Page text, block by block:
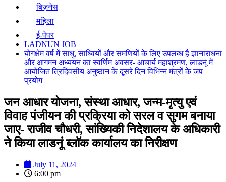
बिज़नेस
महिला
ई-पेपर
LADNUN JOB
योगक्षेम वर्ष में साधु, साध्वियों और समणियों के लिए उपलब्ध है ज्ञानाराधना
और आगमन अध्ययन का स्वर्णिम अवसर- आचार्य महाश्रमण, लाडनूं में
आयोजित त्रिदिवसीय अनुष्ठान के दूसरे दिन विभिन्न मंत्रों के जप
प्रयोग
जन आधार योजना, संस्था आधार, जन्म-मृत्यु एवं
विवाह पंजीयन की प्रक्रिया को सरल व सुगम बनाया
जाए- राजीव चौधरी, सांख्यिकी निदेशालय के अधिकारी
ने किया लाडनूं ब्लॉक कार्यालय का निरीक्षण
July 11, 2024
6:00 pm